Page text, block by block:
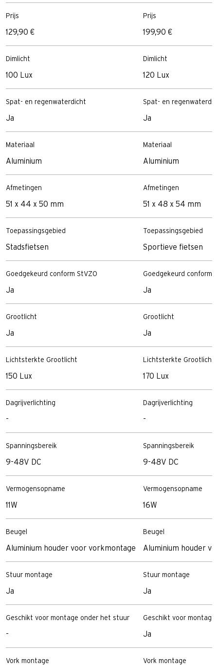
Prijs
129,90 €
Dimlicht
100 Lux
Spat- en regenwaterdicht
Ja
Materiaal
Aluminium
Afmetingen
51 x 44 x 50 mm
Toepassingsgebied
Stadsfietsen
Goedgekeurd conform StVZO
Ja
Grootlicht
Ja
Lichtsterkte Grootlicht
150 Lux
Dagrijverlichting
-
Spanningsbereik
9-48V DC
Vermogensopname
11W
Beugel
Aluminium houder voor vorkmontage
Stuur montage
Ja
Geschikt voor montage onder het stuur
-
Vork montage
Prijs
199,90 €
Dimlicht
120 Lux
Spat- en
Ja
Materiaal
Aluminium
Afmetingen
51 x 48 x 54 mm
Toepassingsgebied
Sportieve fietsen
Goedgekeurd conform
Ja
Grootlicht
Ja
Lichtsterkte Grootlicht
170 Lux
Dagrijverlichting
-
Spanningsbereik
9-48V DC
Vermogensopname
16W
Beugel
Aluminium houder
Stuur montage
Ja
Geschikt voor
Ja
Vork montage